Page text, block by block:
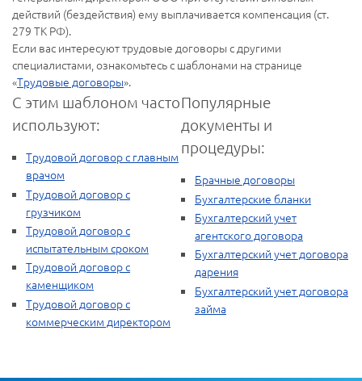
действий (бездействия) ему выплачивается компенсация (ст.
279 ТК РФ).
Если вас интересуют трудовые договоры с другими
специалистами, ознакомьтесь с шаблонами на странице
«Трудовые договоры».
С этим шаблоном часто
используют:
Трудовой договор с главным
врачом
Трудовой договор с
грузчиком
Трудовой договор с
испытательным сроком
Трудовой договор с
каменщиком
Трудовой договор с
коммерческим директором
Популярные
документы и
процедуры:
Брачные договоры
Бухгалтерские бланки
Бухгалтерский учет
агентского договора
Бухгалтерский учет договора
дарения
Бухгалтерский учет договора
займа